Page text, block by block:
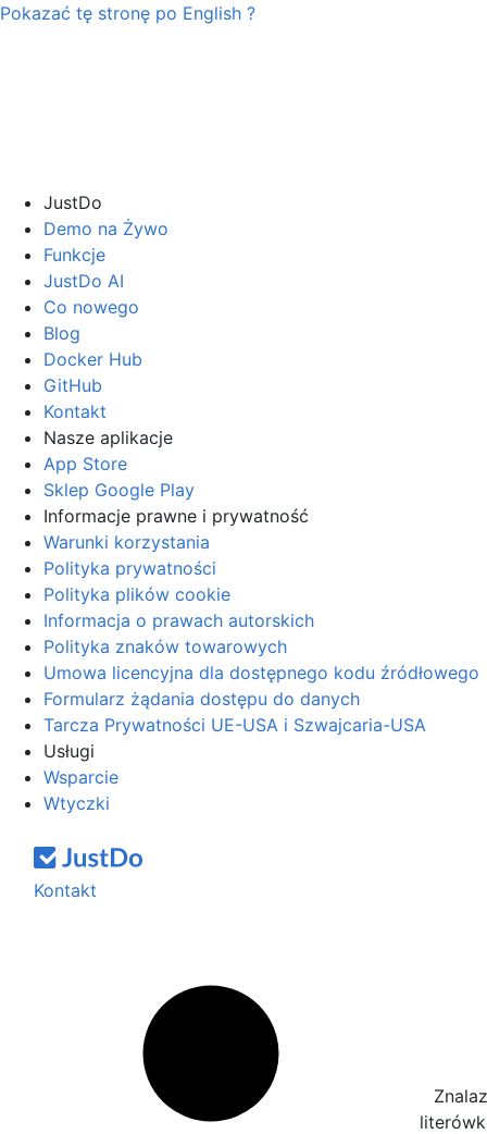
Pokazać tę stronę po English ?
JustDo
Demo na Żywo
Funkcje
JustDo AI
Co nowego
Blog
Docker Hub
GitHub
Kontakt
Nasze aplikacje
App Store
Sklep Google Play
Informacje prawne i prywatność
Warunki korzystania
Polityka prywatności
Polityka plików cookie
Informacja o prawach autorskich
Polityka znaków towarowych
Umowa licencyjna dla dostępnego kodu źródłowego
Formularz żądania dostępu do danych
Tarcza Prywatności UE-USA i Szwajcaria-USA
Usługi
Wsparcie
Wtyczki
Kontakt